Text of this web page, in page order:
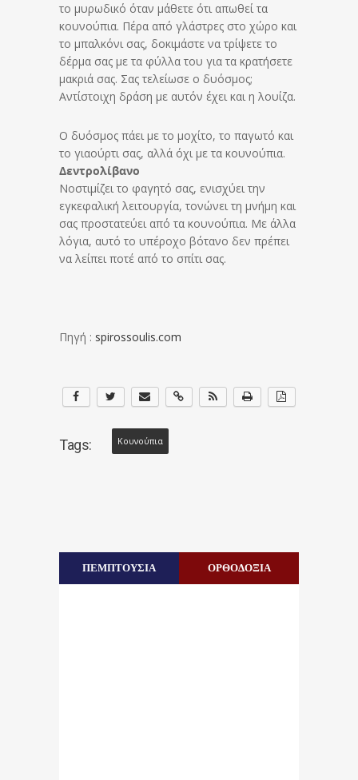
το μυρωδικό όταν μάθετε ότι απωθεί τα
κουνούπια. Πέρα από γλάστρες στο χώρο και
το μπαλκόνι σας, δοκιμάστε να τρίψετε το
δέρμα σας με τα φύλλα του για τα κρατήσετε
μακριά σας. Σας τελείωσε ο δυόσμος;
Αντίστοιχη δράση με αυτόν έχει και η λουίζα.
Ο δυόσμος πάει με το μοχίτο, το παγωτό και
το γιαούρτι σας, αλλά όχι με τα κουνούπια.
Δεντρολίβανο
Νοστιμίζει το φαγητό σας, ενισχύει την
εγκεφαλική λειτουργία, τονώνει τη μνήμη και
σας προστατεύει από τα κουνούπια. Με άλλα
λόγια, αυτό το υπέροχο βότανο δεν πρέπει
να λείπει ποτέ από το σπίτι σας.
Πηγή : spirossoulis.com
Tags: Κουνούπια
ΠΕΜΠΤΟΥΣΙΑ ΟΡΘΟΔΟΞΙΑ